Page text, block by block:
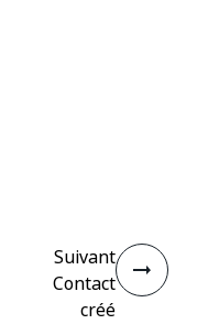
Suivant
Contact
créé